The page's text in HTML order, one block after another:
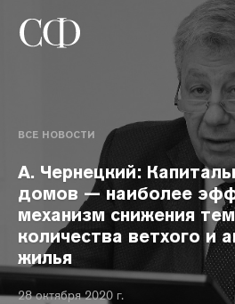
ВСЕ НОВОСТИ
А. Чернецкий:
домов — наиболее
механизм снижения
количества ветхого и
жилья
28 октября 2020 г.